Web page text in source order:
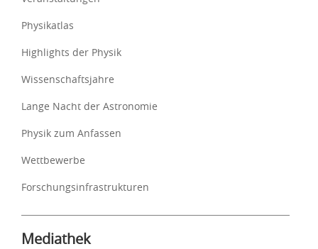
Physikatlas
Highlights der Physik
Wissenschaftsjahre
Lange Nacht der Astronomie
Physik zum Anfassen
Wettbewerbe
Forschungsinfrastrukturen
Mediathek